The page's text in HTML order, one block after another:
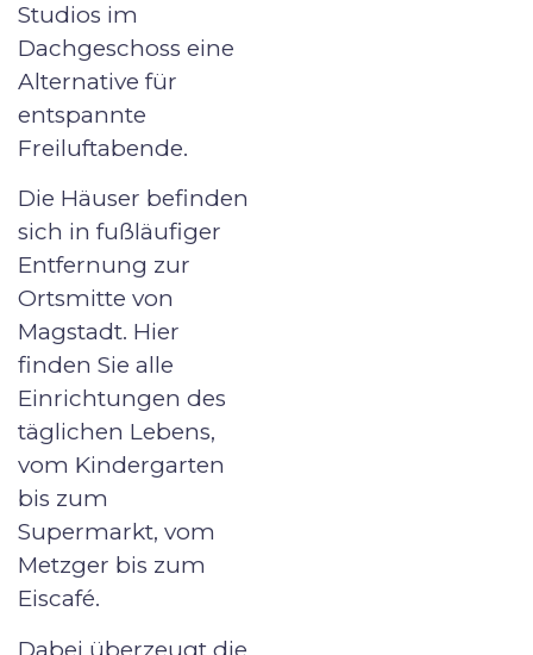
Studios im
Dachgeschoss eine
Alternative für
entspannte
Freiluftabende.
Die Häuser befinden
sich in fußläufiger
Entfernung zur
Ortsmitte von
Magstadt. Hier
finden Sie alle
Einrichtungen des
täglichen Lebens,
vom Kindergarten
bis zum
Supermarkt, vom
Metzger bis zum
Eiscafé.
Dabei überzeugt die